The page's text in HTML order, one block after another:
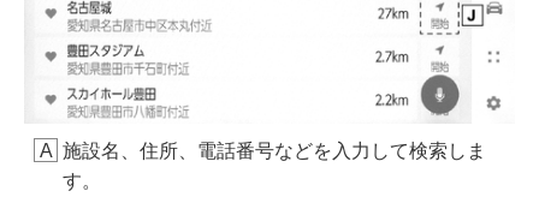
施設名、住所、電話番号などを入力して検索しま
す。